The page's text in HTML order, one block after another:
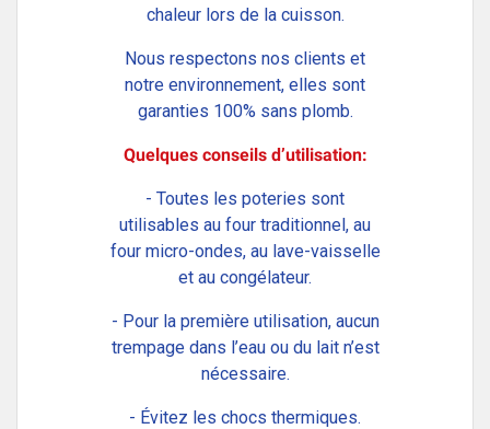
chaleur lors de la cuisson.
Nous respectons nos clients et
notre environnement, elles sont
garanties 100% sans plomb.
Quelques conseils d’utilisation:
- Toutes les poteries sont
utilisables au four traditionnel, au
four micro-ondes, au lave-vaisselle
et au congélateur.
- Pour la première utilisation, aucun
trempage dans l’eau ou du lait n’est
nécessaire.
- Évitez les chocs thermiques.